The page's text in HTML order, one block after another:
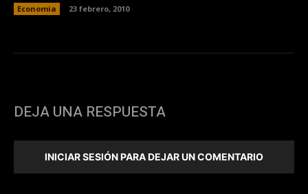
Economia 23 febrero, 2010
DEJA UNA RESPUESTA
INICIAR SESIÓN PARA DEJAR UN COMENTARIO